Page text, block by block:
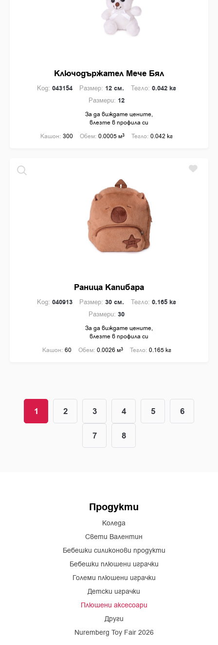
Ключодържател Мече Бял
Код: 043154 Размер: 12 см. Тегло: 0.042 кг
Размери: 12
За да виждате цените,
влезте в профила си
Кашон: 300 Обем: 0.0005 м3 Тегло: 0.042 кг
Раница Капибара
Код: 040913 Размер: 30 см. Тегло: 0.165 кг
Размери: 30
За да виждате цените,
влезте в профила си
Кашон: 60 Обем: 0.0026 м3 Тегло: 0.165 кг
1 2 3 4 5 6
7 8
Продукти
Коледа
Свети Валентин
Бебешки силиконови продукти
Бебешки плюшени играчки
Големи плюшени играчки
Детски играчки
Плюшени аксесоари
Други
Nuremberg Toy Fair 2026